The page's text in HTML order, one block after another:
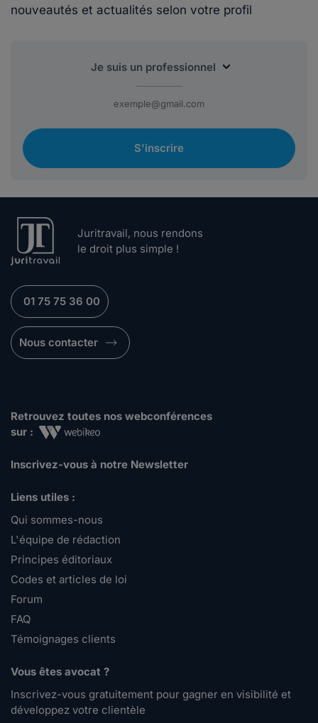
nouveautés et actualités selon votre profil
S'inscrire
Juritravail, nous rendons
le droit plus simple !
01 75 75 36 00
Nous contacter
Retrouvez toutes nos webconférences
sur :
Inscrivez-vous à notre Newsletter
Liens utiles :
Qui sommes-nous
L'équipe de rédaction
Principes éditoriaux
Codes et articles de loi
Forum
FAQ
Témoignages clients
Vous êtes avocat ?
Inscrivez-vous gratuitement pour gagner en visibilité et
développez votre clientèle